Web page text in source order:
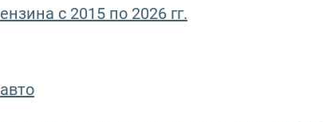
с 2015 по 2026 гг.